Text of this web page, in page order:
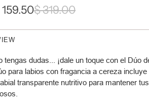
habitual
$ 319.00
159.50
tengas dudas... ¡dale un toque con el Dúo
para labios con fragancia a cereza
transparente nutritivo para mantener